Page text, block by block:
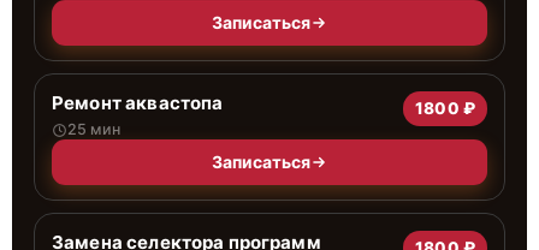
Записаться
Ремонт аквастопа
25 мин
1800 ₽
Записаться
Замена селектора программ